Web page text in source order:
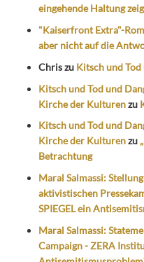
eingehende Haltung
"Kaiserfront Extra"-
aber nicht auf die
Chriszu Kitsch und
Kitsch und Tod und
Kirche der Kulturenzu
Kitsch und Tod und
Kirche der Kulturenzu
Betrachtung
Maral Salmassi:
aktivistischen
SPIEGEL ein
Maral Salmassi:
Campaign - ZERA